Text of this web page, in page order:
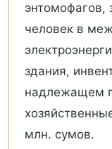
энтомофагов,
человек в
здания,
надлежащем
млн. сумов.